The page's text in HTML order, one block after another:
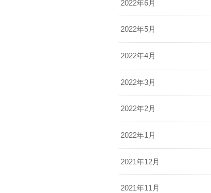
2022年6月
2022年5月
2022年4月
2022年3月
2022年2月
2022年1月
2021年12月
2021年11月